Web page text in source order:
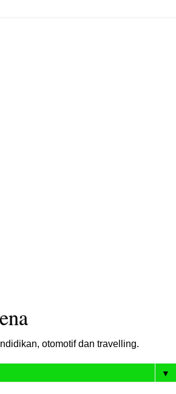
otomotif dan travelling.
▼